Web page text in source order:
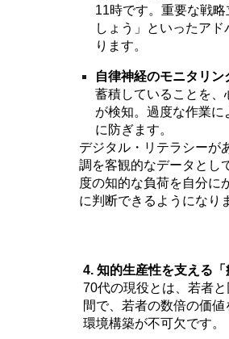
11時です。重要な戦
しょう」といったア
ります。
自律神経のモニタリン
蓄積していることを、
が検知。過度な作業
に防ぎます。
デジタル・リテラシーが
調を客観的なデータとし
度の知的な負荷を自分に
に判断できるようになり
4. 知的生産性を支える
70代の現役とは、若者
間で、若者の数倍の価
環境構築が不可欠です。